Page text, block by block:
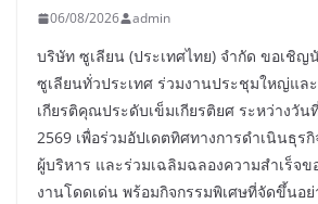
06/08/2026 admin
บริษัท ซูเลียน (ประเทศไทย) จำกัด ขอเชิ
ซูเลียนทั่วประเทศ ร่วมงานประชุมใหญ่แล
เกียรติคุณประดับเข็มเกียรติยศ ระหว่างวั
2569 เพื่อร่วมอัปเดตทิศทางการดำเนินธุร
ผู้บริหาร และร่วมเฉลิมฉลองความสำเร็จ
งานโดดเด่น พร้อมกิจกรรมพิเศษที่จัดขึ้นอ